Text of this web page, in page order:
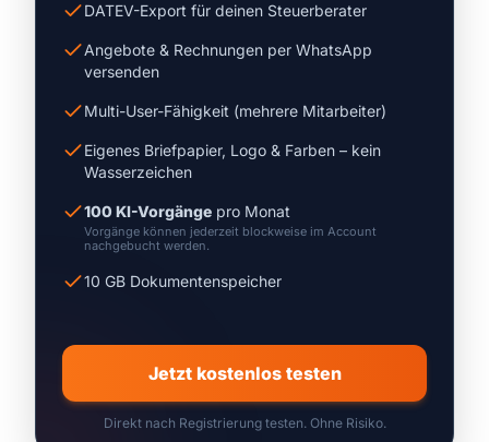
DATEV-Export für deinen Steuerberater
Angebote & Rechnungen per WhatsApp
versenden
Multi-User-Fähigkeit (mehrere Mitarbeiter)
Eigenes Briefpapier, Logo & Farben – kein
Wasserzeichen
100 KI-Vorgänge pro Monat
Vorgänge können jederzeit blockweise im Account
nachgebucht werden.
10 GB Dokumentenspeicher
Jetzt kostenlos testen
Direkt nach Registrierung testen. Ohne Risiko.